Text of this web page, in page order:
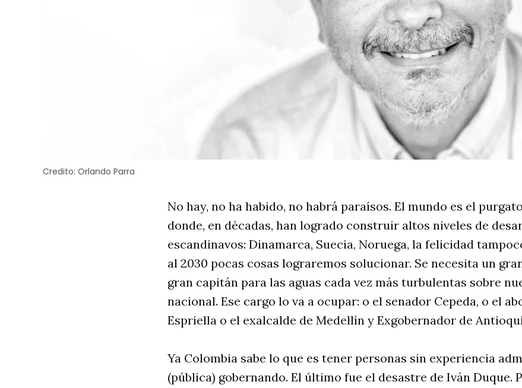
Credito: Orlando Parra
No hay, no ha habido, no habrá paraísos. El mundo es el
donde, en décadas, han logrado construir altos niveles de
escandinavos: Dinamarca, Suecia, Noruega, la felicidad
al 2030 pocas cosas lograremos solucionar. Se necesita un
gran capitán para las aguas cada vez más turbulentas sobre
nacional. Ese cargo lo va a ocupar: o el senador Cepeda, o el
Espriella o el exalcalde de Medellín y Exgobernador de
Ya Colombia sabe lo que es tener personas sin experiencia
(pública) gobernando. El último fue el desastre de Iván Duque.